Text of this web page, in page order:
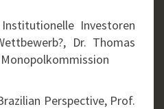
Investoren
Dr. Thomas
Perspective, Prof.